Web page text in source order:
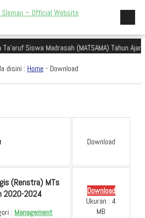
Madrasah (MATSAMA) Tahun Ajaran
disini : Home - Download
Download
(Renstra) MTs
2020-2024
: Management
Download
Ukuran : 4
MB